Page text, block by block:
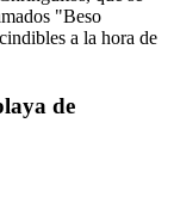
"Beso
a la hora de
de